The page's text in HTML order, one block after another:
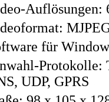
Auflösungen:
für
Protokolle:
UDP, GPRS